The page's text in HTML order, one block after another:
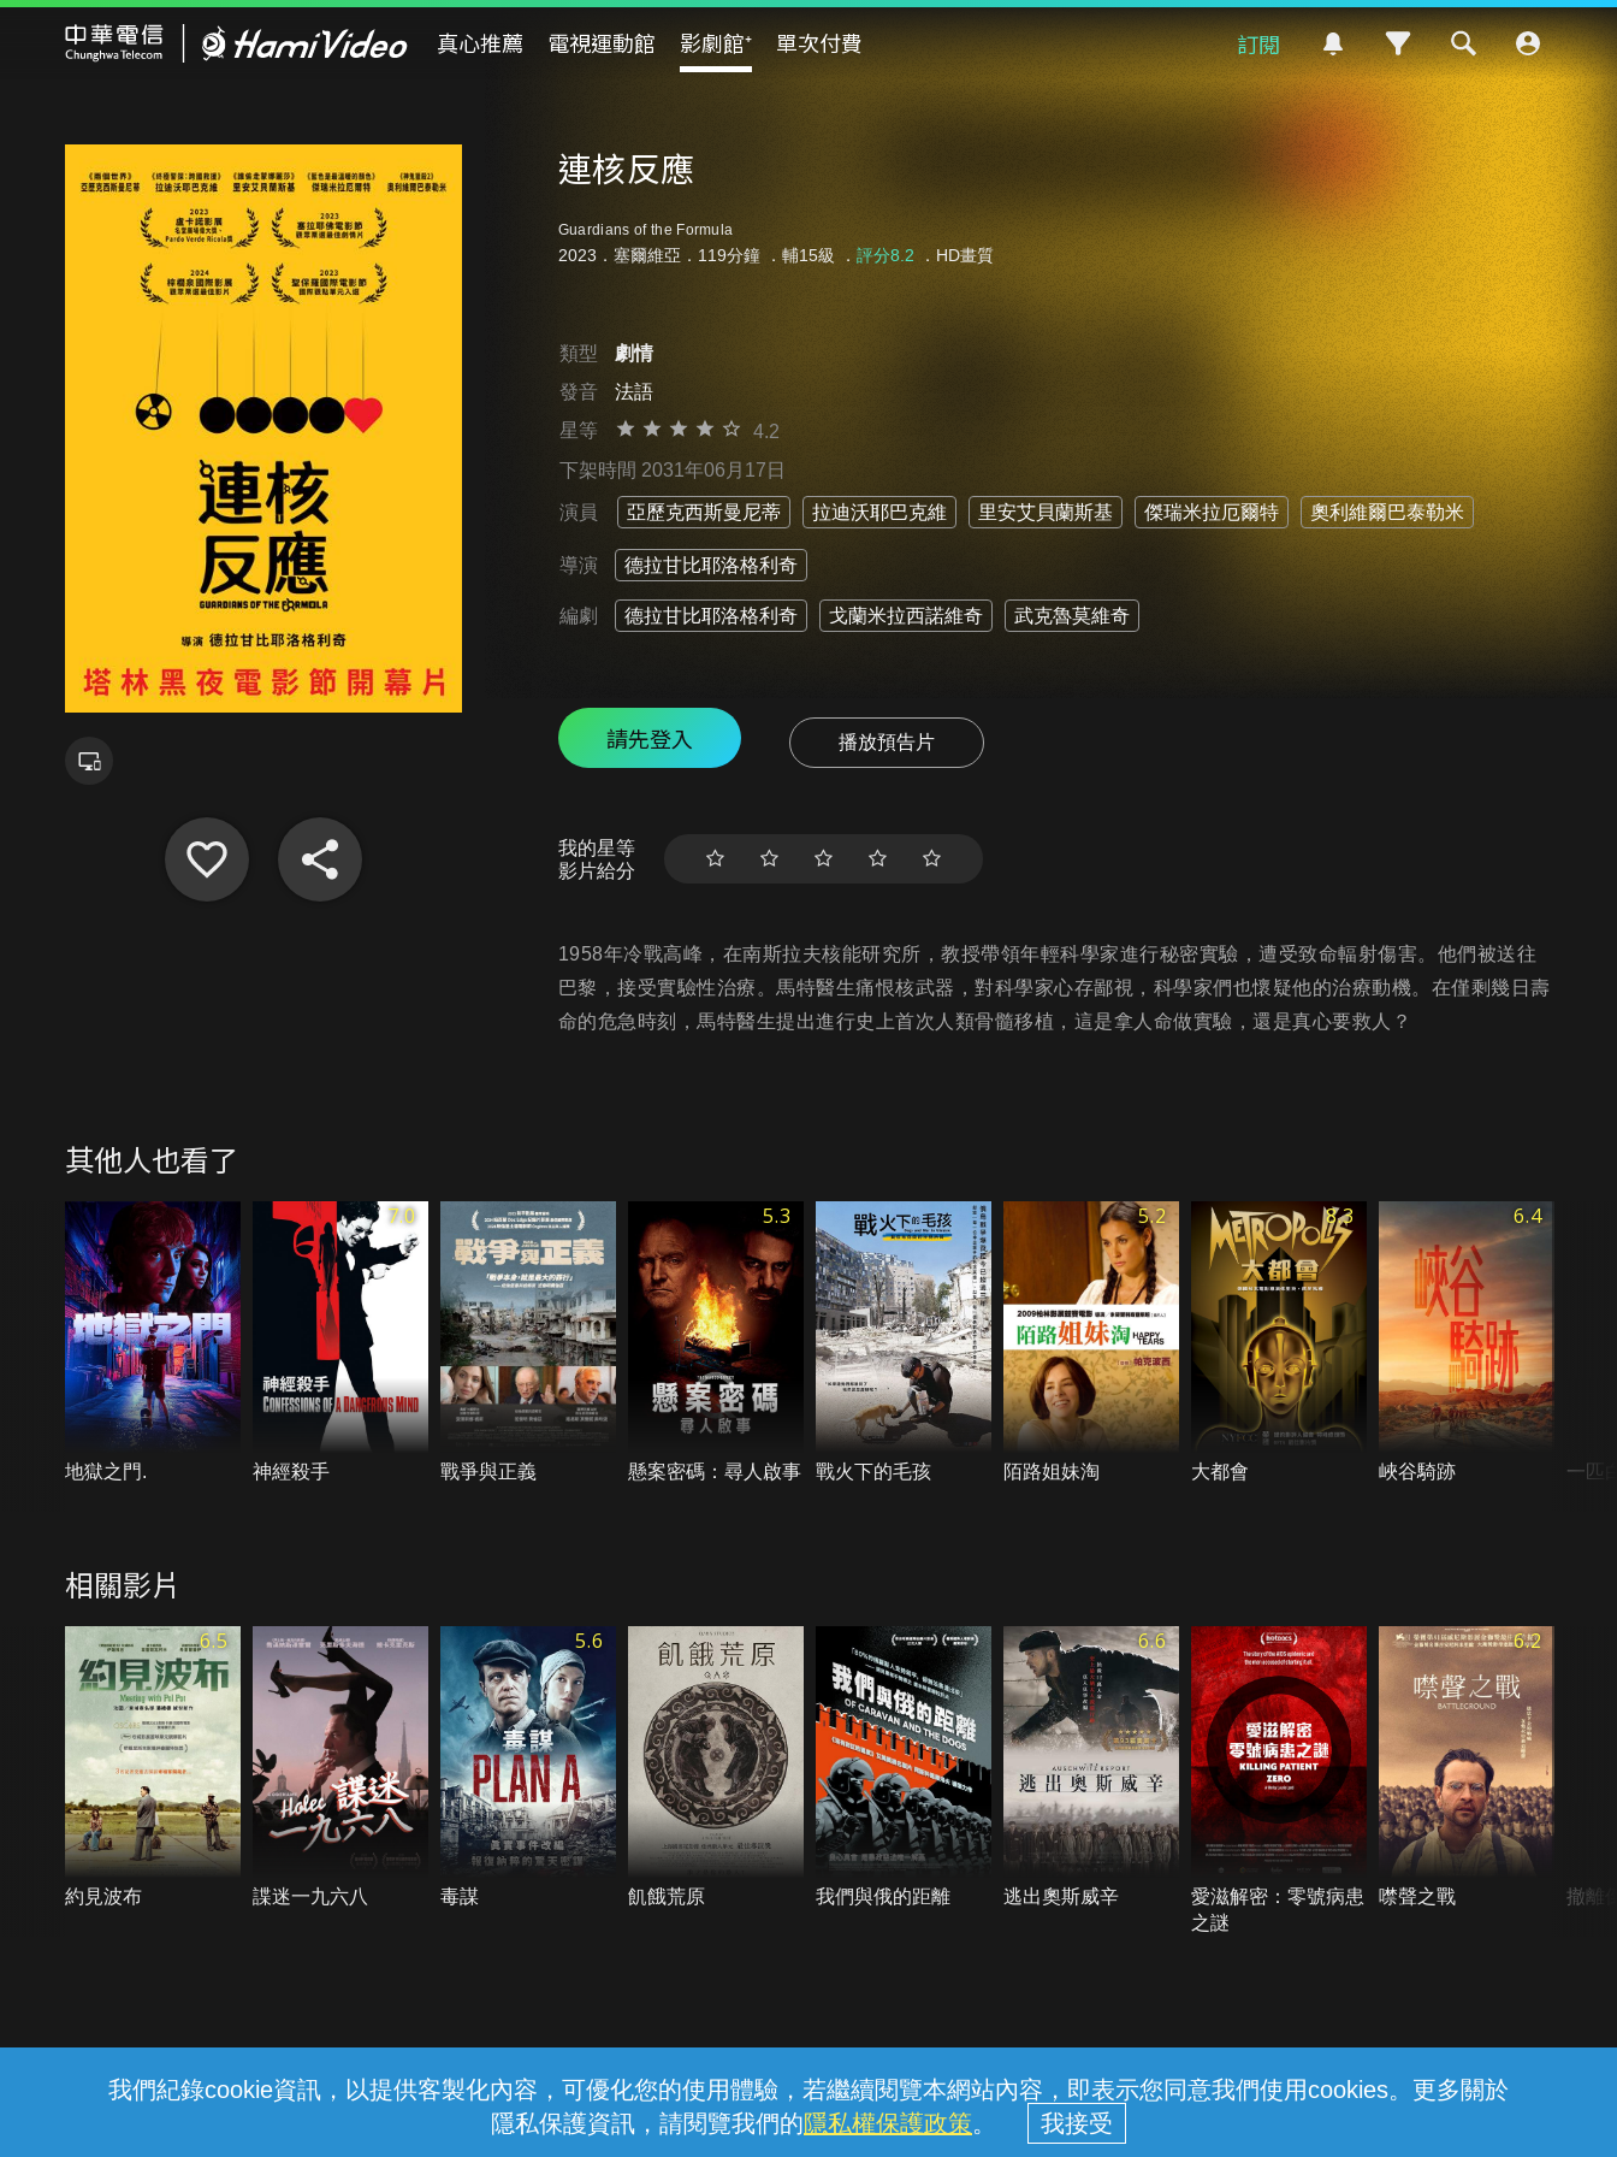
我們紀錄cookie資訊，以提供客製化內容，可優化您的使用體驗，若繼續閱覽本網站內容，即表示您同意我們使用cookies。更多關於
隱私保護資訊，請閱覽我們的隱私權保護政策。
真心推薦 電視運動館 影劇館⁺ 單次付費 訂閱
連核反應
Guardians of the Formula
2023．塞爾維亞．119分鐘 ． 輔15級 ． 評分8.2 ．HD畫質
類型
劇情
發音
法語
星等
4.2
下架時間 2031年06月17日
演員 亞歷克西斯曼尼蒂 拉迪沃耶巴克維 里安艾貝蘭斯基 傑瑞米拉厄爾特 奧利維爾巴泰勒米
導演 德拉甘比耶洛格利奇
編劇 德拉甘比耶洛格利奇 戈蘭米拉西諾維奇 武克魯莫維奇
請先登入 播放預告片
我的星等
影片給分
1958年冷戰高峰，在南斯拉夫核能研究所，教授帶領年輕科學家進行秘密實驗，遭受致命輻射傷害。他們被送往
巴黎，接受實驗性治療。馬特醫生痛恨核武器，對科學家心存鄙視，科學家們也懷疑他的治療動機。在僅剩幾日壽
命的危急時刻，馬特醫生提出進行史上首次人類骨髓移植，這是拿人命做實驗，還是真心要救人？
其他人也看了
地獄之門.
7.0
神經殺手 戰爭與正義
5.3
懸案密碼：尋人啟事 戰火下的毛孩
5.2
陌路姐妹淘
8.3
大都會
6.4
峽谷騎跡 一匹
相關影片
6.5
約見波布 諜迷一九六八
5.6
毒謀 飢餓荒原 我們與俄的距離
6.6
逃出奧斯威辛
愛滋解密：零號病患
之謎
6.2
噤聲之戰 撤離
線上客服 服務條款 隱私權保護
中華電信股份有限公司個人家庭分公司 (統一編號：96979949) © 2026